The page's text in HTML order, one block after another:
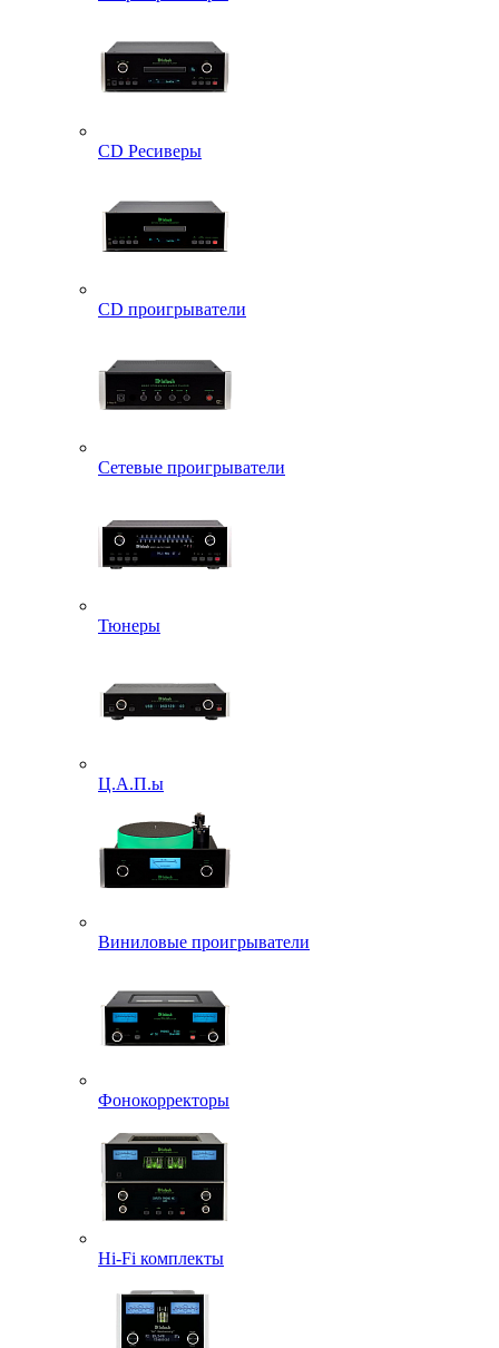
CD Ресиверы
CD проигрыватели
Сетевые проигрыватели
Тюнеры
Ц.А.П.ы
Виниловые проигрыватели
Фонокорректоры
Hi-Fi комплекты